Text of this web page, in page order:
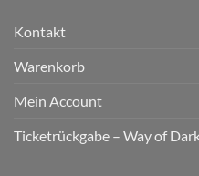
Kontakt
Warenkorb
Mein Account
Ticketrückgabe – Way of